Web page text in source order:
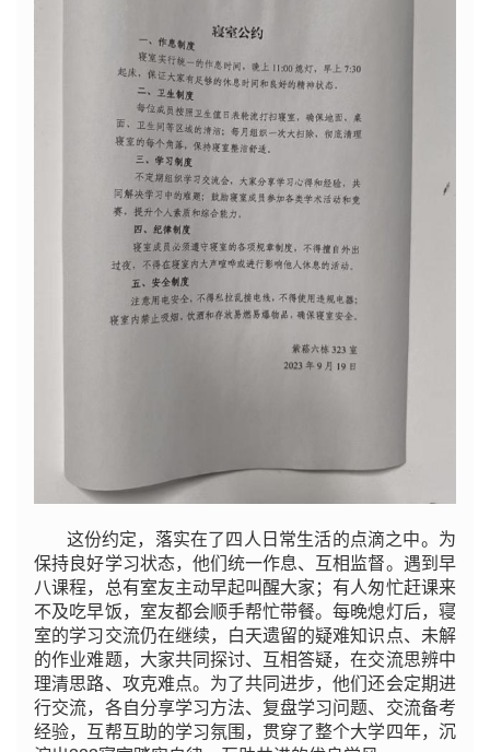
这份约定，落实在了四人日常生活的点滴之中。为
保持良好学习状态，他们统一作息、互相监督。遇到早
八课程，总有室友主动早起叫醒大家；有人匆忙赶课来
不及吃早饭，室友都会顺手帮忙带餐。每晚熄灯后，寝
室的学习交流仍在继续，白天遗留的疑难知识点、未解
的作业难题，大家共同探讨、互相答疑，在交流思辨中
理清思路、攻克难点。为了共同进步，他们还会定期进
行交流，各自分享学习方法、复盘学习问题、交流备考
经验，互帮互助的学习氛围，贯穿了整个大学四年，沉